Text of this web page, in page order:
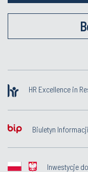
HR Excellence in
Biuletyn
Inwestycje